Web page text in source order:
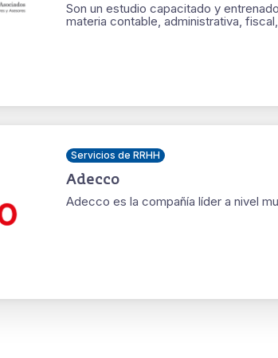
Son un estudio capacitado y
materia contable, administrativa,
Servicios de RRHH
Adecco
Adecco es la compañía líder a nivel